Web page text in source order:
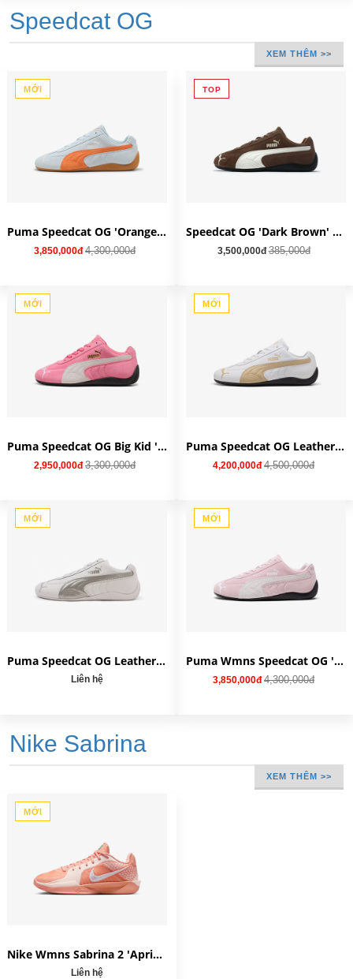
Speedcat OG
XEM THÊM >>
MỚI
Puma Speedcat OG 'Orange Glow' 398846-40
3,850,000đ 4,300,000đ
TOP
Speedcat OG 'Dark Brown' 406329-31
3,500,000đ 385,000đ
MỚI
Puma Speedcat OG Big Kid 'Magic Rose' 401698-05
2,950,000đ 3,300,000đ
MỚI
Puma Speedcat OG Leather 'White Toasted Almond' 401603-01
4,200,000đ 4,500,000đ
MỚI
Puma Speedcat OG Leather 'White Silver' 401603-03
Liên hệ
MỚI
Puma Wmns Speedcat OG 'Whisp Of Pink' 400986-04
3,850,000đ 4,300,000đ
Nike Sabrina
XEM THÊM >>
MỚI
Nike Wmns Sabrina 2 'Apricot Agate' FZ1517-801
Liên hệ